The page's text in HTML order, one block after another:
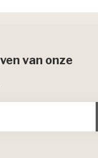
van onze